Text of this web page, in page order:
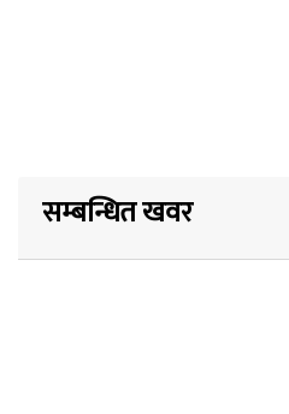
सम्बन्धित खवर